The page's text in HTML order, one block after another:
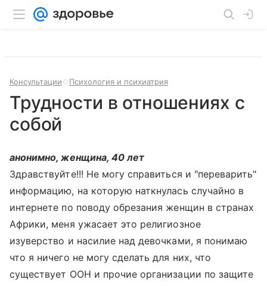
Консультации Психология и психиатрия
Трудности в отношениях с
собой
анонимно, женщина, 40 лет
Здравствуйте!!! Не могу справиться и "переварить"
информацию, на которую наткнулась случайно в
интернете по поводу обрезания женщин в странах
Африки, меня ужасает это религиозное
изуверство и насилие над девочками, я понимаю
что я ничего не могу сделать для них, что
существует ООН и прочие организации по защите